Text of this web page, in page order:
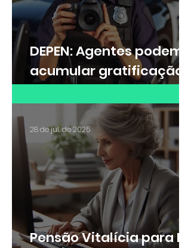
DEPEN: Agentes podem
acumular gratificação
de Raio-X e adicional de
insalubridade?
Pensão Vitalícia para Ex-
28 de jul. de 2025